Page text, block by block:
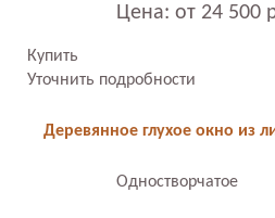
Цена: от 24 500
Купить
Уточнить подробности
Деревянное глухое окно из
Одностворчатое